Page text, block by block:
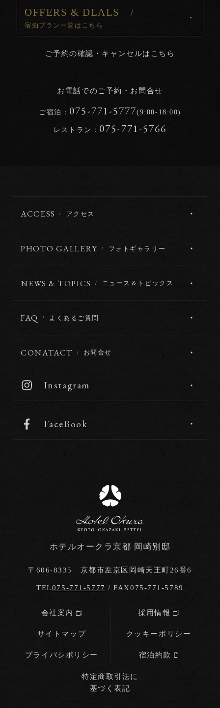
OFFERS & DEALS /
宿泊プラン一覧はこちら
ご予約の確認・キャンセルはこちら
お電話でのご予約・お問合せ
ご宿泊： 075-771-5777(9:00-18:00)
レストラン： 075-771-5766
ACCESS アクセス
PHOTO GALLERY フォトギャラリー
NEWS & TOPICS ニュース＆トピックス
FAQ よくあるご質問
CONATACT お問合せ
Instagram
FaceBook
ホテルオークラ京都 岡崎別邸
〒606-8335 京都市左京区岡崎天王町26番6
TEL075-771-5777 / FAX075-771-5789
会社案内 採用情報
サイトマップ クッキーポリシー
プライバシポリシー 宿泊約款
特定商取引法に
基づく表記